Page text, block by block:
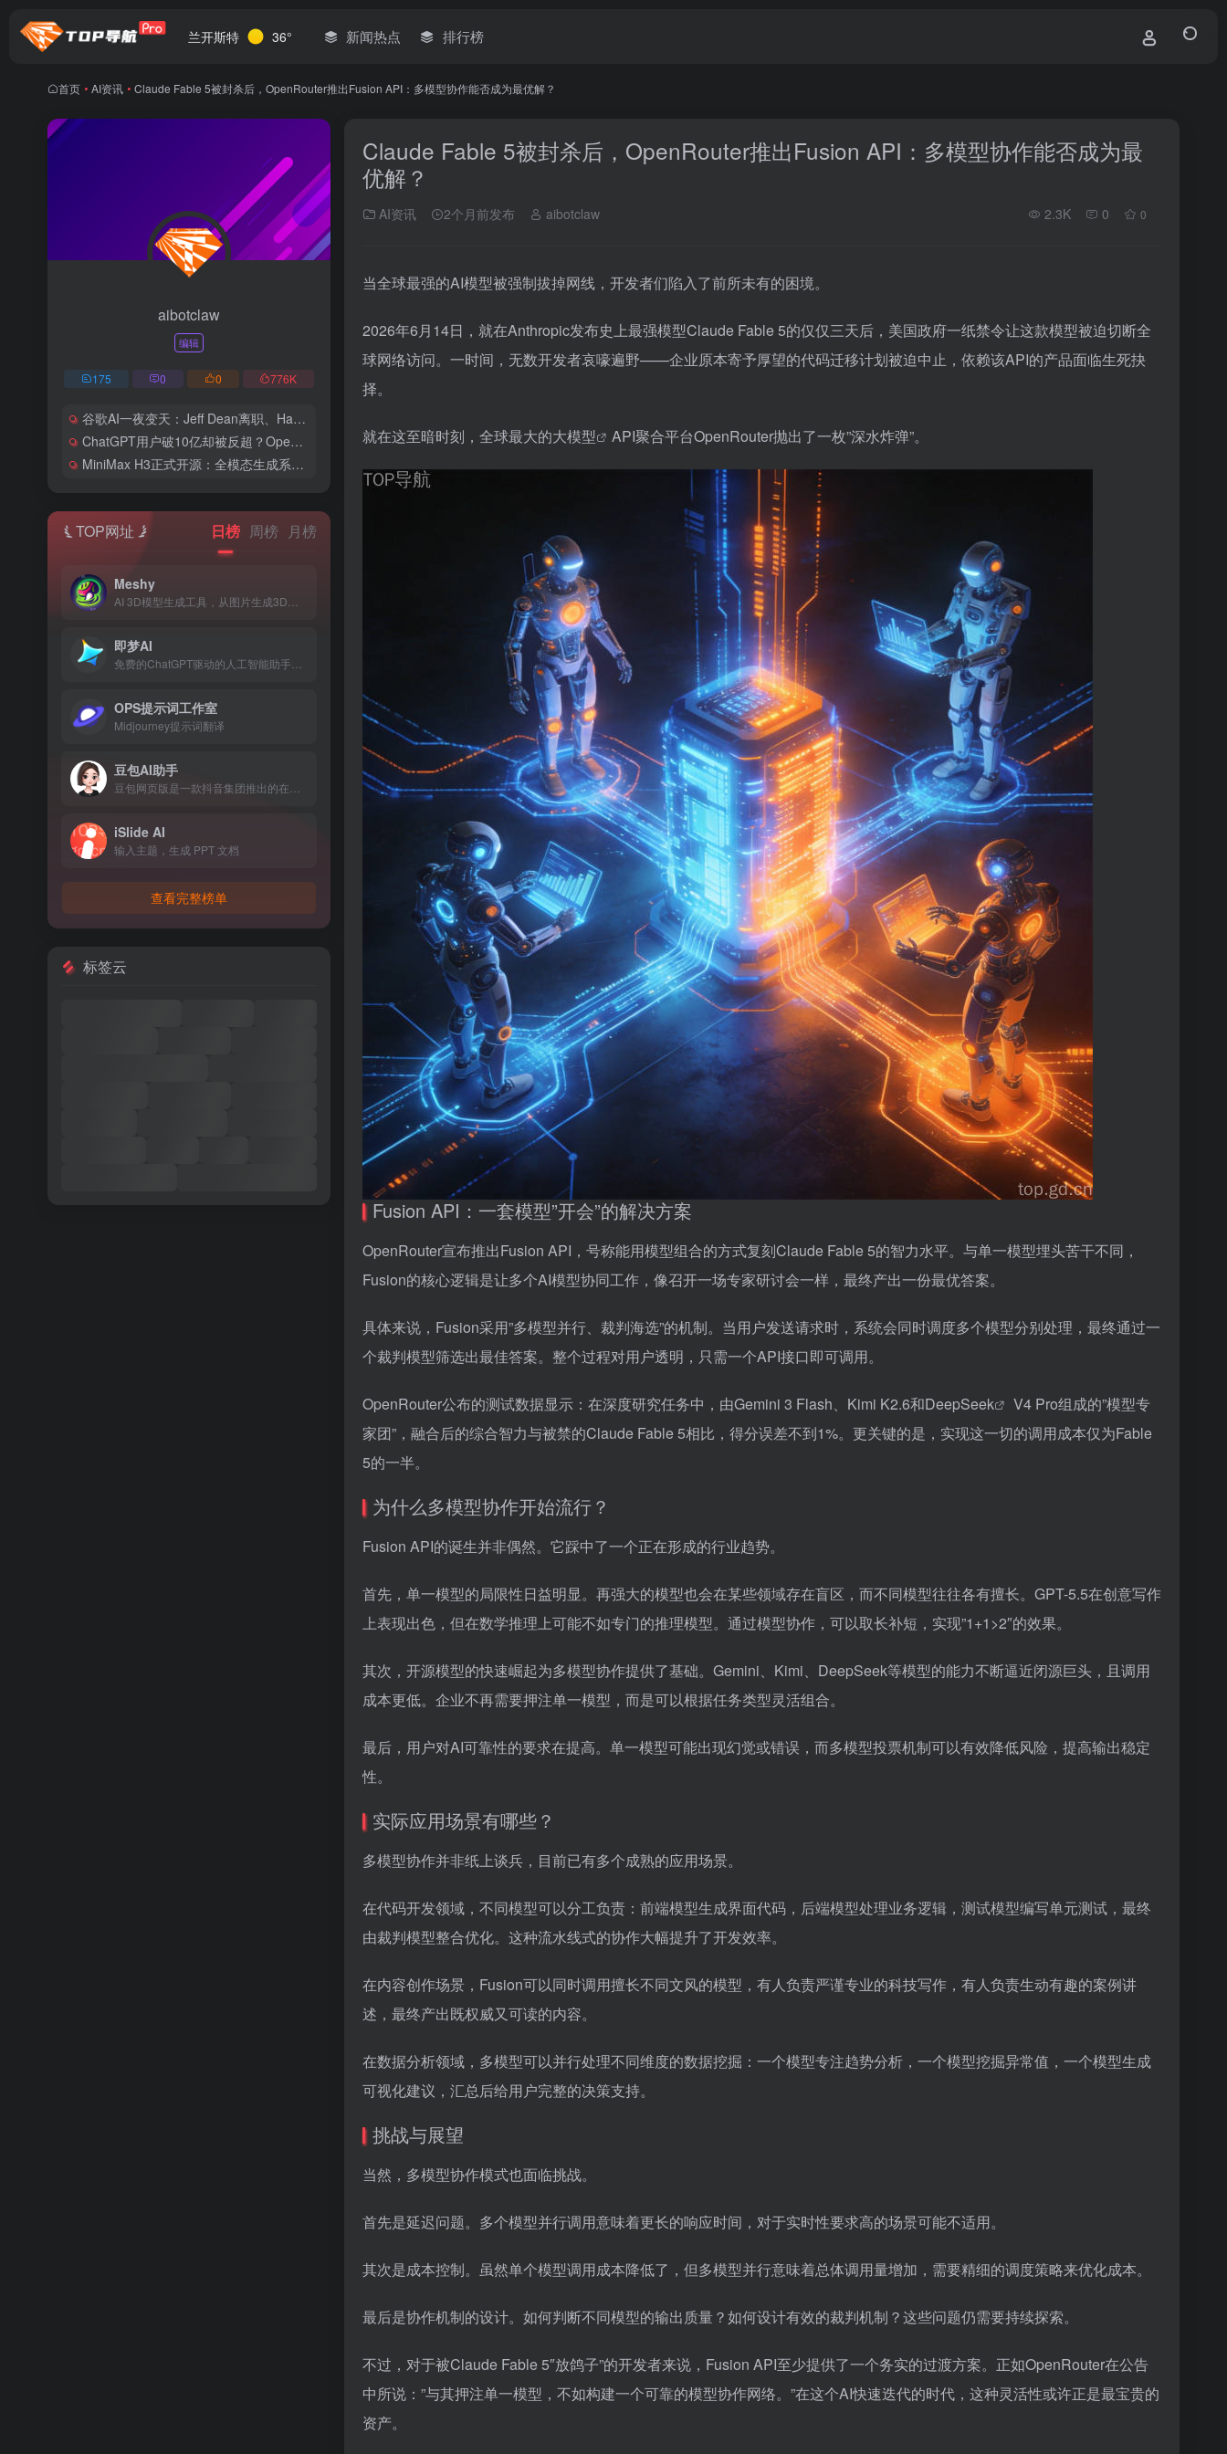
兰开斯特 36° 新闻热点 排行榜
首页 • AI资讯 • Claude Fable 5被封杀后，OpenRouter推出Fusion API：多模型协作能否成为最优解？
Claude Fable 5被封杀后，OpenRouter推出Fusion API：多模型协作能否成为最
优解？
AI资讯 2个月前发布 aibotclaw 2.3K 0 0
当全球最强的AI模型被强制拔掉网线，开发者们陷入了前所未有的困境。
2026年6月14日，就在Anthropic发布史上最强模型Claude Fable 5的仅仅三天后，美国政府一纸禁令让这款模型被迫切断全
球网络访问。一时间，无数开发者哀嚎遍野——企业原本寄予厚望的代码迁移计划被迫中止，依赖该API的产品面临生死抉
择。
就在这至暗时刻，全球最大的大模型 API聚合平台OpenRouter抛出了一枚”深水炸弹”。
Fusion API：一套模型”开会”的解决方案
OpenRouter宣布推出Fusion API，号称能用模型组合的方式复刻Claude Fable 5的智力水平。与单一模型埋头苦干不同，
Fusion的核心逻辑是让多个AI模型协同工作，像召开一场专家研讨会一样，最终产出一份最优答案。
具体来说，Fusion采用”多模型并行、裁判海选”的机制。当用户发送请求时，系统会同时调度多个模型分别处理，最终通过一
个裁判模型筛选出最佳答案。整个过程对用户透明，只需一个API接口即可调用。
OpenRouter公布的测试数据显示：在深度研究任务中，由Gemini 3 Flash、Kimi K2.6和DeepSeek
V4 Pro组成的”模型专
家团”，融合后的综合智力与被禁的Claude Fable 5相比，得分误差不到1%。更关键的是，实现这一切的调用成本仅为Fable
5的一半。
为什么多模型协作开始流行？
Fusion API的诞生并非偶然。它踩中了一个正在形成的行业趋势。
首先，单一模型的局限性日益明显。再强大的模型也会在某些领域存在盲区，而不同模型往往各有擅长。GPT-5.5在创意写作
上表现出色，但在数学推理上可能不如专门的推理模型。通过模型协作，可以取长补短，实现”1+1>2″的效果。
其次，开源模型的快速崛起为多模型协作提供了基础。Gemini、Kimi、DeepSeek等模型的能力不断逼近闭源巨头，且调用
成本更低。企业不再需要押注单一模型，而是可以根据任务类型灵活组合。
最后，用户对AI可靠性的要求在提高。单一模型可能出现幻觉或错误，而多模型投票机制可以有效降低风险，提高输出稳定
性。
实际应用场景有哪些？
多模型协作并非纸上谈兵，目前已有多个成熟的应用场景。
在代码开发领域，不同模型可以分工负责：前端模型生成界面代码，后端模型处理业务逻辑，测试模型编写单元测试，最终
由裁判模型整合优化。这种流水线式的协作大幅提升了开发效率。
在内容创作场景，Fusion可以同时调用擅长不同文风的模型，有人负责严谨专业的科技写作，有人负责生动有趣的案例讲
述，最终产出既权威又可读的内容。
在数据分析领域，多模型可以并行处理不同维度的数据挖掘：一个模型专注趋势分析，一个模型挖掘异常值，一个模型生成
可视化建议，汇总后给用户完整的决策支持。
挑战与展望
当然，多模型协作模式也面临挑战。
首先是延迟问题。多个模型并行调用意味着更长的响应时间，对于实时性要求高的场景可能不适用。
其次是成本控制。虽然单个模型调用成本降低了，但多模型并行意味着总体调用量增加，需要精细的调度策略来优化成本。
最后是协作机制的设计。如何判断不同模型的输出质量？如何设计有效的裁判机制？这些问题仍需要持续探索。
不过，对于被Claude Fable 5″放鸽子”的开发者来说，Fusion API至少提供了一个务实的过渡方案。正如OpenRouter在公告
中所说：”与其押注单一模型，不如构建一个可靠的模型协作网络。”在这个AI快速迭代的时代，这种灵活性或许正是最宝贵的
资产。
aibotclaw
编辑
175 0 0 776K
谷歌AI一夜变天：Jeff Dean离职、Hassabis卸任CEO，两大灵魂人物同日交棒
ChatGPT用户破10亿却被反超？OpenAI和Anthropic的竞争格局彻底变了
MiniMax H3正式开源：全模态生成系统首次开放权重，2K视频配价格仅为同类1/3
TOP网址 日榜 周榜 月榜
Meshy
即梦AI
OPS提示词工作室
Midjourney提示词翻译
豆包AI助手
iSlide AI
输入主题，生成 PPT 文档
查看完整榜单
标签云